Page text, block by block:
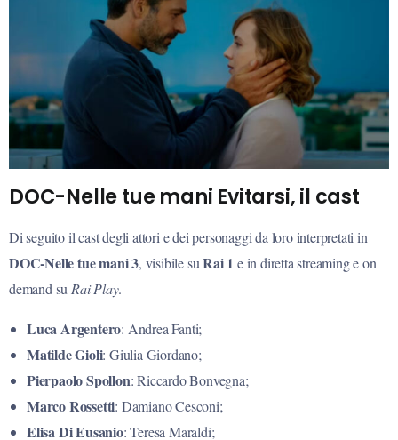
DOC-Nelle tue mani Evitarsi, il cast
Di seguito il cast degli attori e dei personaggi da loro interpretati in
DOC-Nelle tue mani 3, visibile suRai 1 e in diretta streaming e on
demand su Rai Play.
Luca Argentero: Andrea Fanti;
Matilde Gioli: Giulia Giordano;
Pierpaolo Spollon: Riccardo Bonvegna;
Marco Rossetti: Damiano Cesconi;
Elisa DiEusanio: Teresa Maraldi;